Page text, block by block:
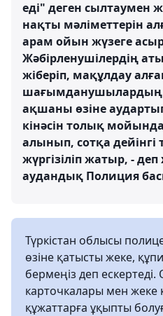
еді" деген сылтаумен
нақты мәліметтерін
арам ойын жүзеге
Жәбірленушілердің
жіберіп, мақұлдау
шағымданушылардың
ақшаны өзіне
кінәсін толық
алынып, сотқа дейінгі
жүргізіліп жатыр, -
аудандық Полиция
Түркістан облысы
өзіне қатысты жеке,
бермеңіз деп
карточкалары мен жеке
құжаттарға ұқыпты